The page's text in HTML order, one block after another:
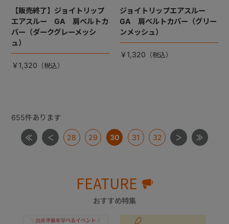
【販売終了】ジョイトリップ
エアスルー GA 肩ベルトカ
バー（ダークグレーメッシ
ュ）
￥1,320
ジョイトリップエアスルー
GA 肩ベルトカバー（グリー
ンメッシュ）
￥1,320
655件あります
28 29 30 31 32
FEATURE
おすすめ特集